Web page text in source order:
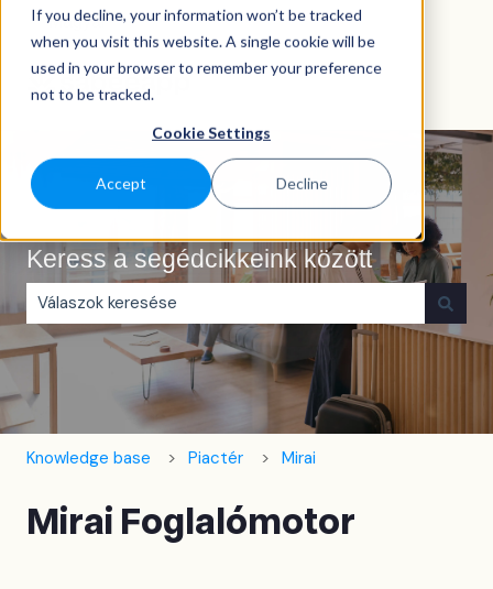
If you decline, your information won’t be tracked
when you visit this website. A single cookie will be
used in your browser to remember your preference
not to be tracked.
Cookie Settings
Accept Decline
MagyarAlmenü megjelenítése fordításokhoz
Keress a segédcikkeink között
Nincs javaslat, mert üres a keresőmező.
Knowledge base Piactér Mirai
Mirai Foglalómotor